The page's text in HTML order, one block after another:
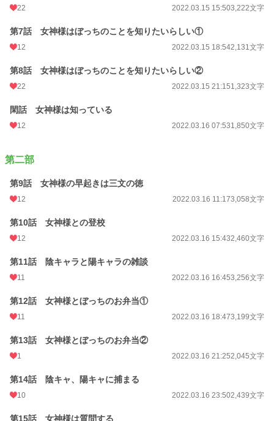
年間ポイント
累計ポイント 133,569 pt (25,633 位)
22 2022.03.15 15:503,222文字
第7話 女神様はぼっちのことを知りたいらしい①
12 2022.03.15 18:542,131文字
第8話 女神様はぼっちのことを知りたいらしい②
22 2022.03.15 21:151,323文字
閑話 女神様は知っている
12 2022.03.16 07:531,850文字
第二部
第9話 女神様の早起きは三文の徳
12 2022.03.16 11:173,058文字
第10話 女神様との登校
12 2022.03.16 15:432,460文字
第11話 陰キャラと陽キャラの雑談
11 2022.03.16 16:453,256文字
第12話 女神様とぼっちのお弁当①
11 2022.03.16 18:473,199文字
第13話 女神様とぼっちのお弁当②
1 2022.03.16 21:252,045文字
第14話 陰キャ、陽キャに捕まる
10 2022.03.16 23:502,439文字
第15話 女神様は質問する